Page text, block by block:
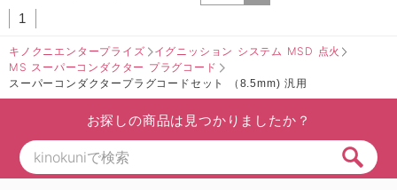
1
キノクニエンタープライズ
イグニッション システム MSD 点火
MS スーパーコンダクター プラグコード
スーパーコンダクタープラグコードセット （8.5mm) 汎用
お探しの商品は見つかりましたか？